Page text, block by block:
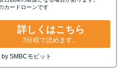
カードローンです
詳しくはこちら
3分程で読めます。
SMBCモビット